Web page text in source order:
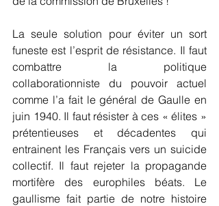
La seule solution pour éviter un sort
funeste est l’esprit de résistance. Il faut
combattre la politique
collaborationniste du pouvoir actuel
comme l’a fait le général de Gaulle en
juin 1940. Il faut résister à ces « élites »
prétentieuses et décadentes qui
entrainent les Français vers un suicide
collectif. Il faut rejeter la propagande
mortifère des europhiles béats. Le
gaullisme fait partie de notre histoire